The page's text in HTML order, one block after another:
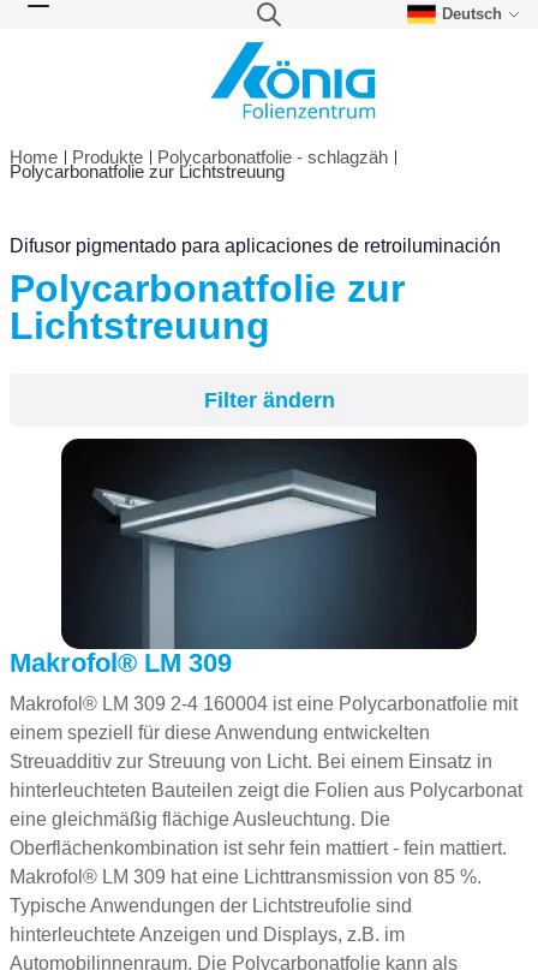
Suche
Deutsch
Home Produkte Polycarbonatfolie - schlagzäh
Polycarbonatfolie zur Lichtstreuung
Filter ändern
Difusor pigmentado para aplicaciones de retroiluminación
Polycarbonatfolie zur
Lichtstreuung
Filter ändern
Makrofol® LM 309
Makrofol® LM 309 2-4 160004 ist eine Polycarbonatfolie mit
einem speziell für diese Anwendung entwickelten
Streuadditiv zur Streuung von Licht. Bei einem Einsatz in
hinterleuchteten Bauteilen zeigt die Folien aus Polycarbonat
eine gleichmäßig flächige Ausleuchtung. Die
Oberflächenkombination ist sehr fein mattiert - fein mattiert.
Makrofol® LM 309 hat eine Lichttransmission von 85 %.
Typische Anwendungen der Lichtstreufolie sind
hinterleuchtete Anzeigen und Displays, z.B. im
Automobilinnenraum. Die Polycarbonatfolie kann als